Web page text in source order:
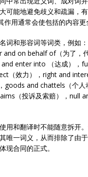
可能地避免歧义和疏漏，
用通常会使包括的内容更
词和形容词等词类，例
and on behalf of（为了，
enter into （达成），
（效力），right and
goods and chattels（个
（投诉及索赔），null
用和翻译时不能随意拆开
唯一词义，从而排除了由
现合同的正式。